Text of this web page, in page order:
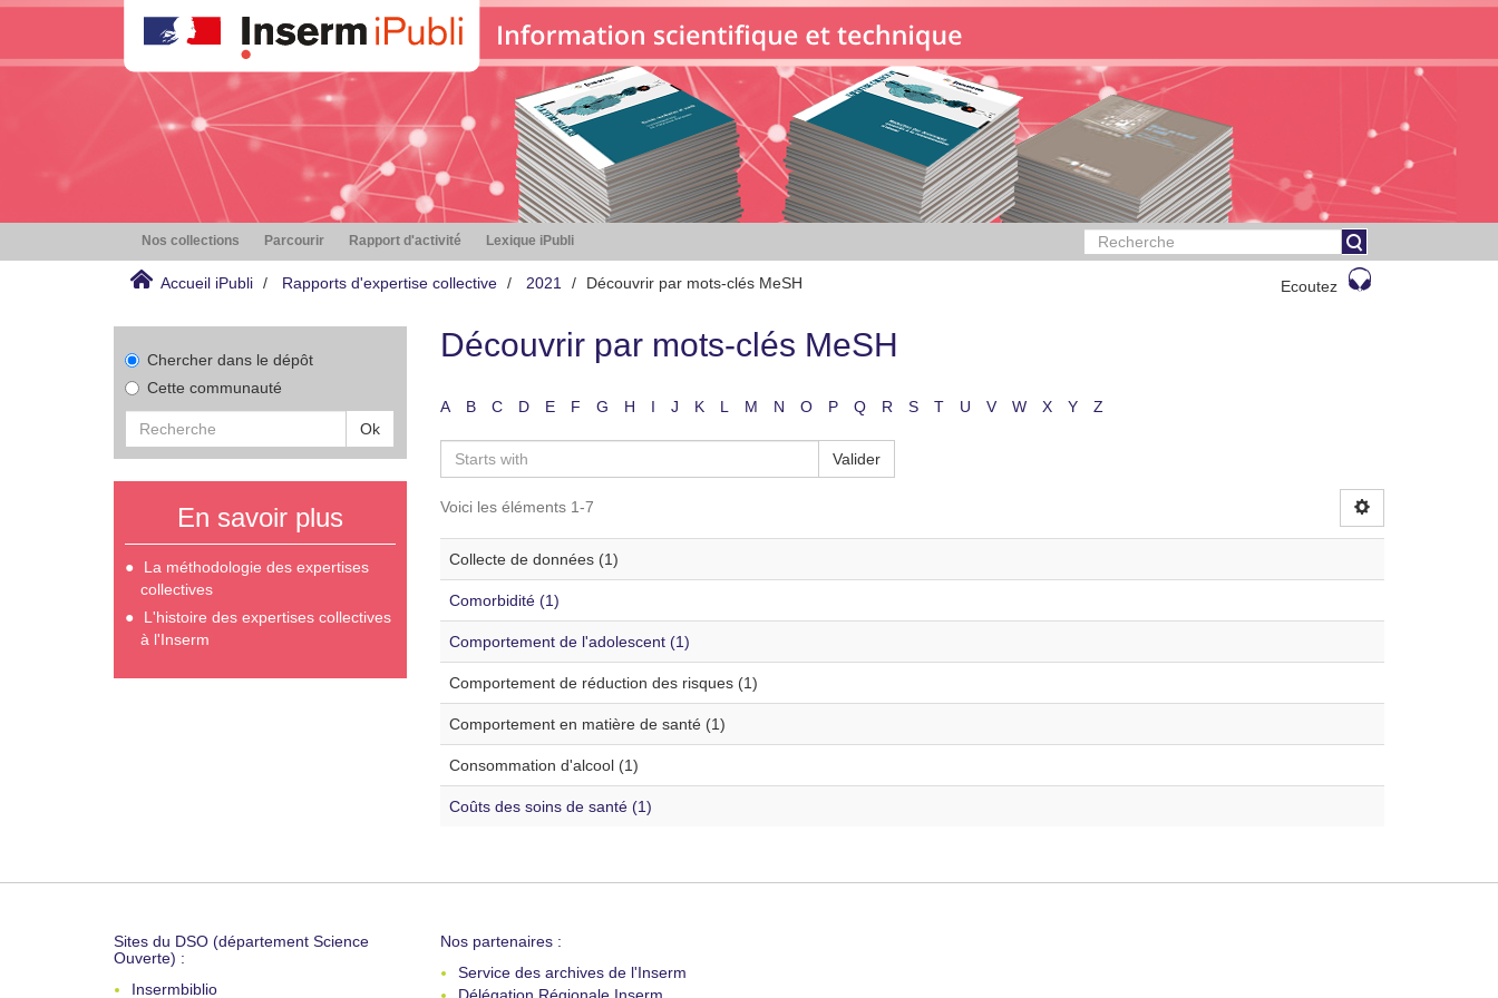
Nos collections Parcourir Rapport d'activité Lexique iPubli
Accueil iPubli Rapports d'expertise collective 2021 Découvrir par mots-clés MeSH Ecoutez
Chercher dans le dépôt
Cette communauté
Ok
En savoir plus
La méthodologie des expertises
collectives
L'histoire des expertises collectives
à l'Inserm
Découvrir par mots-clés MeSH
A B C D E F G H I J K L M N O P Q R S T U V W X Y Z
Valider
Voici les éléments 1-7
Collecte de données (1)
Comorbidité (1)
Comportement de l'adolescent (1)
Comportement de réduction des risques (1)
Comportement en matière de santé (1)
Consommation d'alcool (1)
Coûts des soins de santé (1)
Sites du DSO (département Science
Ouverte) :
Insermbiblio
Nos partenaires :
Service des archives de l'Inserm